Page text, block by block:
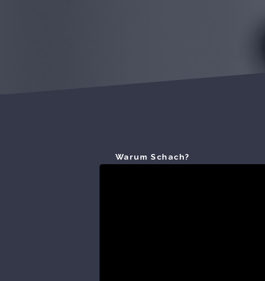
Warum Schach?